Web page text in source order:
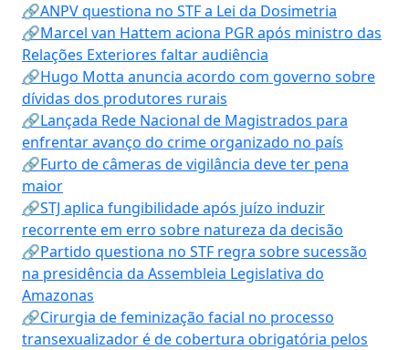
🔗ANPV questiona no STF a Lei da Dosimetria
🔗Marcel van Hattem aciona PGR após ministro das
Relações Exteriores faltar audiência
🔗Hugo Motta anuncia acordo com governo sobre
dívidas dos produtores rurais
🔗Lançada Rede Nacional de Magistrados para
enfrentar avanço do crime organizado no país
🔗Furto de câmeras de vigilância deve ter pena
maior
🔗STJ aplica fungibilidade após juízo induzir
recorrente em erro sobre natureza da decisão
🔗Partido questiona no STF regra sobre sucessão
na presidência da Assembleia Legislativa do
Amazonas
🔗Cirurgia de feminização facial no processo
transexualizador é de cobertura obrigatória pelos